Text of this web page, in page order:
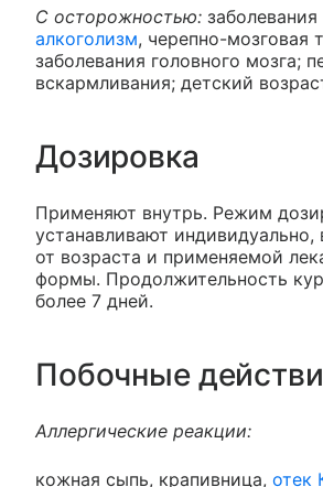
С осторожностью: заболевания
алкоголизм, черепно-мозговая
заболевания головного мозга;
вскармливания; детский
Дозировка
Применяют внутрь. Режим
устанавливают индивидуально,
от возраста и применяемой
формы. Продолжительность
более 7 дней.
Побочные
Аллергические реакции:
кожная сыпь, крапивница, отек